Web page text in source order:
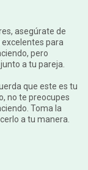
asegúrate de
para
pero
a tu pareja.
que este es tu
no te preocupes
Toma la
a tu manera.